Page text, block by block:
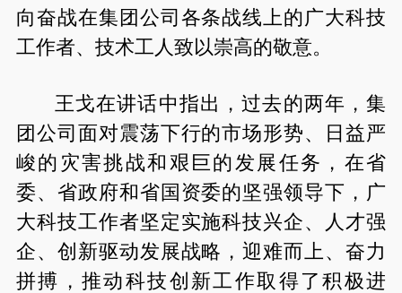
向奋战在集团公司各条战线上的广大科技
工作者、技术工人致以崇高的敬意。
王戈在讲话中指出，过去的两年，集
团公司面对震荡下行的市场形势、日益严
峻的灾害挑战和艰巨的发展任务，在省
委、省政府和省国资委的坚强领导下，广
大科技工作者坚定实施科技兴企、人才强
企、创新驱动发展战略，迎难而上、奋力
拼搏，推动科技创新工作取得了积极进